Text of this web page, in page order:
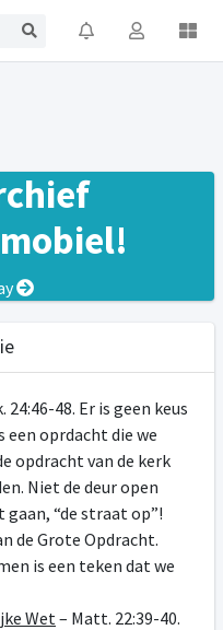
24:46-48. Er is geen keus
oprdacht die we
opdracht van de kerk
Niet de deur open
“de straat op”!
de Grote Opdracht.
is een teken dat we
Wet– Matt. 22:39-40.